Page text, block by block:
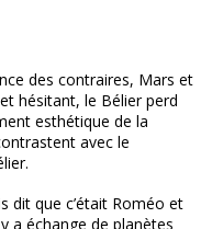
des contraires, Mars et
hésitant, le Bélier perd
esthétique de la
avec le
dit que c’était Roméo et
a échange de planètes